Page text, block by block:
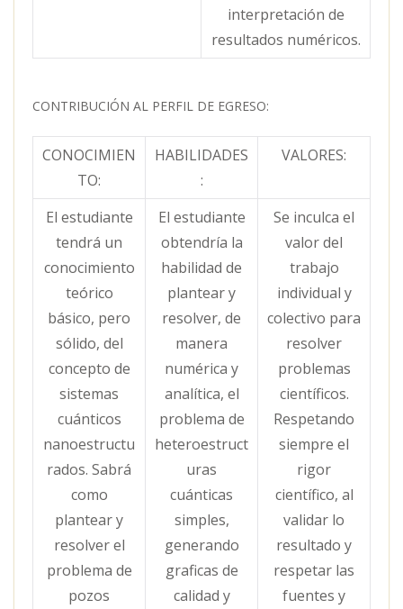
interpretación de
resultados numéricos.
CONTRIBUCIÓN AL PERFIL DE EGRESO:
CONOCIMIEN
TO:
HABILIDADES
:
VALORES:
El estudiante
tendrá un
conocimiento
teórico
básico, pero
sólido, del
concepto de
sistemas
cuánticos
nanoestructu
rados. Sabrá
como
plantear y
resolver el
problema de
pozos
El estudiante
obtendría la
habilidad de
plantear y
resolver, de
manera
numérica y
analítica, el
problema de
heteroestruct
uras
cuánticas
simples,
generando
graficas de
calidad y
Se inculca el
valor del
trabajo
individual y
colectivo para
resolver
problemas
científicos.
Respetando
siempre el
rigor
científico, al
validar lo
resultado y
respetar las
fuentes y